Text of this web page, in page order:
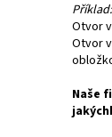
Příklad:
Otvor
Otvor
Naše